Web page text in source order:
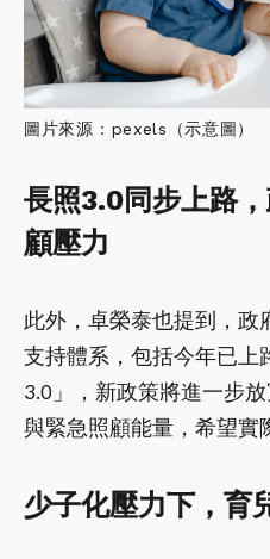
圖片來源：pexels（示意圖）
長照3.0同步上路
顧壓力
此外，卓榮泰也提到，政
支持體系，包括今年已上
3.0」，新政策將進一步
與緊急照顧能量，希望實
少子化壓力下，育